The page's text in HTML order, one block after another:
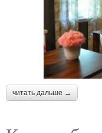
читать дальше →